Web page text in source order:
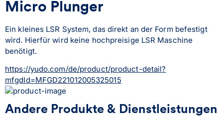
Micro Plunger
Ein kleines LSR System, das direkt an der Form befestigt
wird. Hierfür wird keine hochpreisige LSR Maschine
benötigt.
https://yudo.com/de/product/product-detail?
mfgdId=MFGD221012005325015
Andere Produkte & Dienstleistungen